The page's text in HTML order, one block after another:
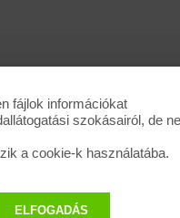
fájlok információkat
szokásairól, de
a cookie-k használatába.
ELFOGADÁS